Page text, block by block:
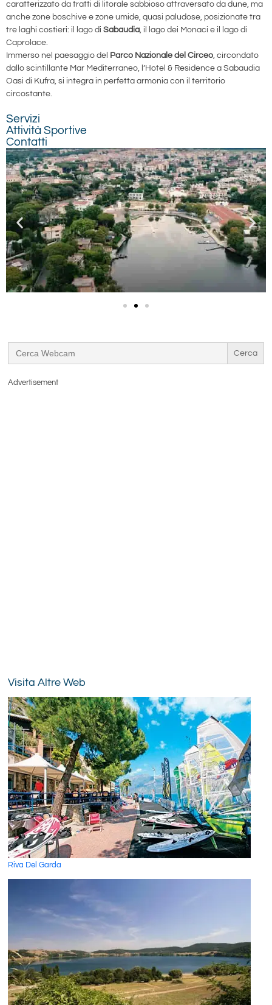
caratterizzato da tratti di litorale sabbioso attraversato da dune, ma
anche zone boschive e zone umide, quasi paludose, posizionate tra
tre laghi costieri: il lago di Sabaudia , il lago dei Monaci e il lago di
Caprolace.
Immerso nel paesaggio del Parco Nazionale del Circeo , circondato
dallo scintillante Mar Mediterraneo, l’Hotel & Residence a Sabaudia
Oasi di Kufra, si integra in perfetta armonia con il territorio
circostante.
Servizi
Attività Sportive
Contatti
Search
for:
Advertisement
Visita Altre Web
Riva Del Garda